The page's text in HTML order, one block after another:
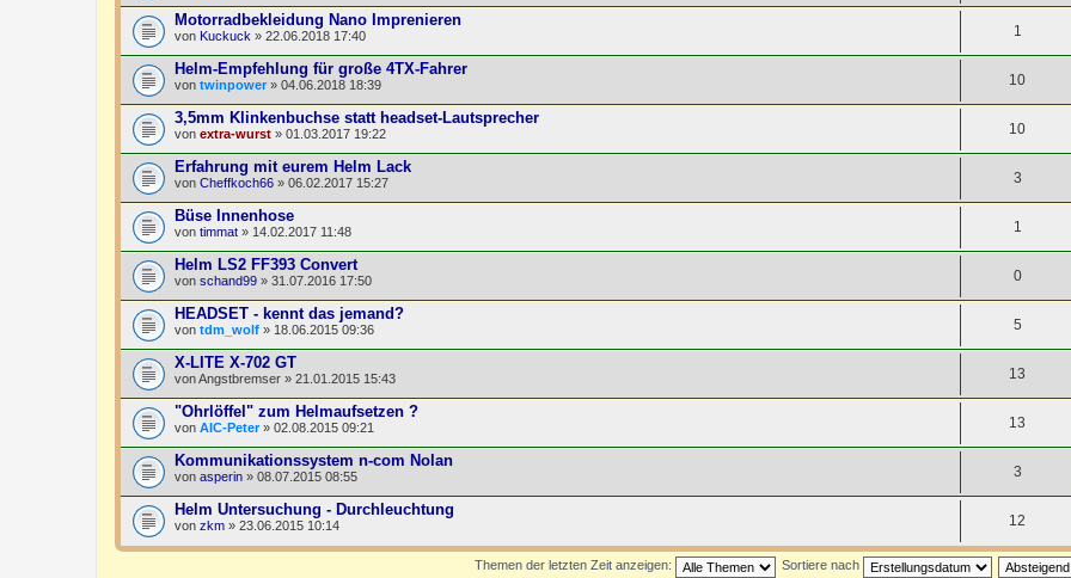
Motorradbekleidung Nano Imprenieren
von Kuckuck » 22.06.2018 17:40 1
Helm-Empfehlung für große 4TX-Fahrer
von twinpower » 04.06.2018 18:39 10
3,5mm Klinkenbuchse statt headset-Lautsprecher
von extra-wurst » 01.03.2017 19:22 10
Erfahrung mit eurem Helm Lack
von Cheffkoch66 » 06.02.2017 15:27 3
Büse Innenhose
von timmat » 14.02.2017 11:48 1
Helm LS2 FF393 Convert
von schand99 » 31.07.2016 17:50 0
HEADSET - kennt das jemand?
von tdm_wolf » 18.06.2015 09:36 5
X-LITE X-702 GT
vonAngstbremser » 21.01.2015 15:43 13
"Ohrlöffel" zum Helmaufsetzen ?
von AIC-Peter» 02.08.2015 09:21 13
Kommunikationssystem n-com Nolan
von asperin » 08.07.2015 08:55 3
Helm Untersuchung - Durchleuchtung
von zkm » 23.06.2015 10:14 12
Themen der letzten Zeit anzeigen: Sortiere nach